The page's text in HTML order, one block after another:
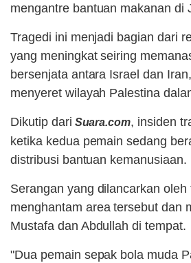
mengantre bantuan makanan di
Tragedi ini menjadi bagian dari
yang meningkat seiring
bersenjata antara Israel dan
menyeret wilayah Palestina
Dikutip dari Suara.com, insiden
ketika kedua pemain sedang
distribusi bantuan kemanusiaan.
Serangan yang dilancarkan oleh
menghantam area tersebut dan
Mustafa dan Abdullah di tempat.
"Dua pemain sepak bola muda